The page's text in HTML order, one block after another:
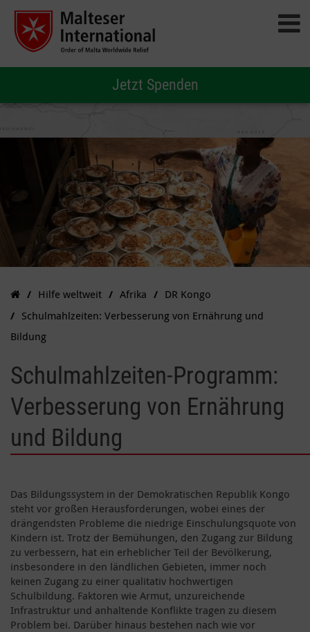
Jetzt Spenden
Hilfe weltweit Afrika
DR Kongo
Schulmahlzeiten: Verbesserung von Ernährung und
Bildung
Schulmahlzeiten-Programm:
Verbesserung von Ernährung
und Bildung
Das Bildungssystem in der Demokratischen Republik Kongo
steht vor großen Herausforderungen, wobei eines der
drängendsten Probleme die niedrige Einschulungsquote von
Kindern ist. Trotz der Bemühungen, den Zugang zur Bildung
zu verbessern, hat ein erheblicher Teil der Bevölkerung,
insbesondere in den ländlichen Gebieten, immer noch
keinen Zugang zu einer qualitativ hochwertigen
Schulbildung. Faktoren wie Armut, unzureichende
Infrastruktur und anhaltende Konflikte tragen zu diesem
Problem bei. Darüber hinaus bestehen nach wie vor